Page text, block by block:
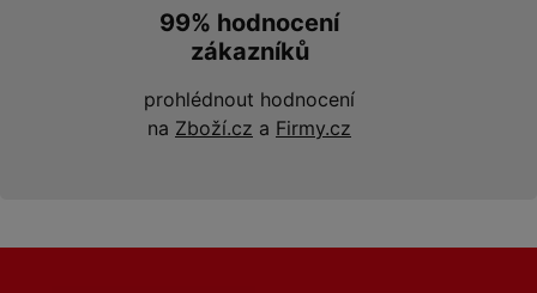
99% hodnocení
zákazníků
prohlédnout hodnocení
na Zboží.cz a Firmy.cz